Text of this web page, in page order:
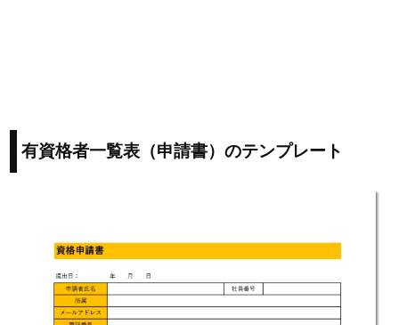
有資格者一覧表（申請書）のテンプレート